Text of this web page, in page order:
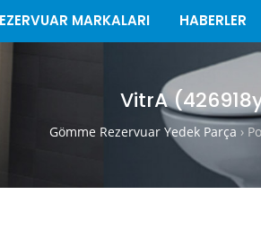
MARKALARI HABERLER
VitrA
Gömme Rezervuar Yedek Parça ›